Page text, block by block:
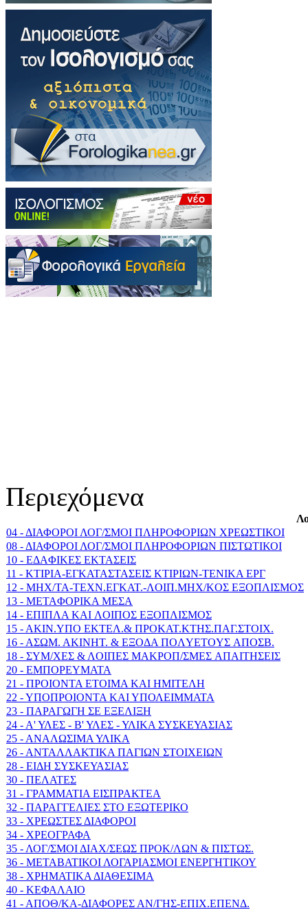
Περιεχόμενα
04 - ΔΙΑΦΟΡΟΙ ΛΟΓ/ΣΜΟΙ ΠΛΗΡΟΦΟΡΙΩΝ ΧΡΕΩΣΤΙΚΟΙ
08 - ΔΙΑΦΟΡΟΙ ΛΟΓ/ΣΜΟΙ ΠΛΗΡΟΦΟΡΙΩΝ ΠΙΣΤΩΤΙΚΟΙ
10 - EΔAΦIKEΣ EKTAΣEIΣ
11 - KTIPIA-EΓKATAΣTAΣEIΣ KTIPIΩN-TENIKA EPΓ
12 - MHX/TA-TEXN.EΓKAT.-ΛOIΠ.MHX/KOΣ EΞOΠΛIΣΜΟΣ
13 - METAΦOPIKA MEΣA
14 - EΠIΠΛA KAI ΛOIΠOΣ EΞOΠΛIΣMOΣ
15 - AKIN.YΠO EKTEΛ.& ΠPOKAT.KTHΣ.ΠAΓ.ΣTOIX.
16 - AΣΩM. AKINHT. & EΞOΔA ΠOΛYETOYΣ AΠOΣB.
18 - ΣYM/XEΣ & ΛOIΠEΣ MAKPOΠ/ΣMEΣ AΠAITHΣEIΣ
20 - ΕΜΠΟΡΕΥΜΑΤΑ
21 - ΠΡΟΙΟΝΤΑ ΕΤΟΙΜΑ ΚΑΙ ΗΜΙΤΕΛΗ
22 - ΥΠΟΠΡΟΙΟΝΤΑ ΚΑΙ ΥΠΟΛΕΙΜΜΑΤΑ
23 - ΠΑΡΑΓΩΓΗ ΣΕ ΕΞΕΛΙΞΗ
24 - Α' ΥΛΕΣ - Β' ΥΛΕΣ - ΥΛΙΚΑ ΣΥΣΚΕΥΑΣΙΑΣ
25 - ΑΝΑΛΩΣΙΜΑ ΥΛΙΚΑ
26 - ΑΝΤΑΛΛΑΚΤΙΚΑ ΠΑΓΙΩΝ ΣΤΟΙΧΕΙΩΝ
28 - ΕΙΔΗ ΣΥΣΚΕΥΑΣΙΑΣ
30 - ΠΕΛΑΤΕΣ
31 - ΓΡΑΜΜΑΤΙΑ ΕΙΣΠΡΑΚΤΕΑ
32 - ΠΑΡΑΓΓΕΛΙΕΣ ΣΤΟ ΕΞΩΤΕΡΙΚΟ
33 - ΧΡΕΩΣΤΕΣ ΔΙΑΦΟΡΟΙ
34 - ΧΡΕΟΓΡΑΦΑ
35 - ΛΟΓ/ΣΜΟΙ ΔΙΑΧ/ΣΕΩΣ ΠΡΟΚ/ΛΩΝ & ΠΙΣΤΩΣ.
36 - ΜΕΤΑΒΑΤΙΚΟΙ ΛΟΓΑΡΙΑΣΜΟΙ ΕΝΕΡΓΗΤΙΚΟΥ
38 - ΧΡΗΜΑΤΙΚΑ ΔΙΑΘΕΣΙΜΑ
40 - ΚΕΦΑΛΑΙΟ
41 - ΑΠΟΘ/ΚΑ-ΔΙΑΦΟΡΕΣ ΑΝ/ΓΗΣ-ΕΠΙΧ.ΕΠΕΝΔ.